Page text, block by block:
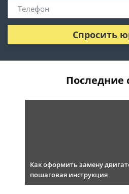
Спросить
Последние
Как оформить замену
пошаговая инструкция